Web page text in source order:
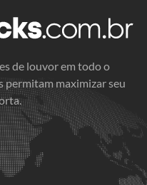
de louvor em todo o
permitam maximizar seu